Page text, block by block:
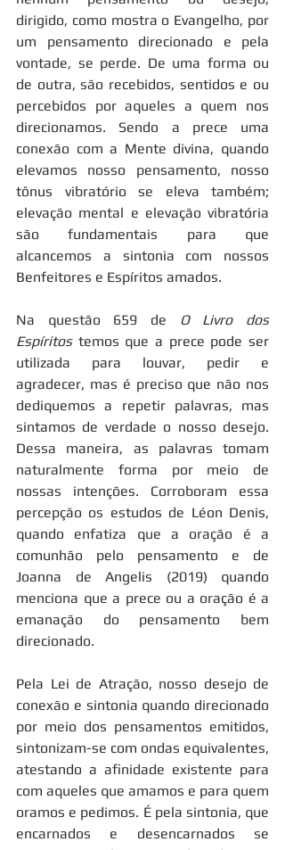
dirigido, como mostra o Evangelho, por
um pensamento direcionado e pela
vontade, se perde. De uma forma ou
de outra, são recebidos, sentidos e ou
percebidos por aqueles a quem nos
direcionamos. Sendo a prece uma
conexão com a Mente divina, quando
elevamos nosso pensamento, nosso
tônus vibratório se eleva também;
elevação mental e elevação vibratória
são fundamentais para que
alcancemos a sintonia com nossos
Benfeitores e Espíritos amados.
Na questão 659 de O Livro dos
Espíritos temos que a prece pode ser
utilizada para louvar, pedir e
agradecer, mas é preciso que não nos
dediquemos a repetir palavras, mas
sintamos de verdade o nosso desejo.
Dessa maneira, as palavras tomam
naturalmente forma por meio de
nossas intenções. Corroboram essa
percepção os estudos de Léon Denis,
quando enfatiza que a oração é a
comunhão pelo pensamento e de
Joanna de Angelis (2019) quando
menciona que a prece ou a oração é a
emanação do pensamento bem
direcionado.
Pela Lei de Atração, nosso desejo de
conexão e sintonia quando direcionado
por meio dos pensamentos emitidos,
sintonizam-se com ondas equivalentes,
atestando a afinidade existente para
com aqueles que amamos e para quem
oramos e pedimos. É pela sintonia, que
encarnados e desencarnados se